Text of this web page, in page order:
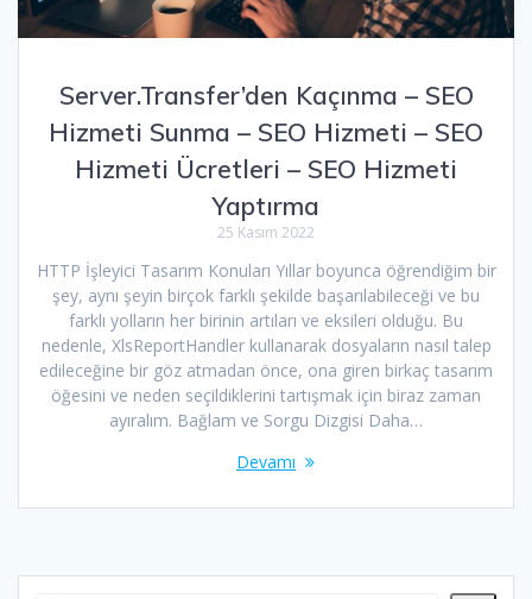
Server.Transfer’den Kaçınma – SEO
Hizmeti Sunma – SEO Hizmeti – SEO
Hizmeti Ücretleri – SEO Hizmeti
Yaptırma
25 Kasım 2022
HTTP İşleyici Tasarım Konuları Yıllar boyunca öğrendiğim bir
şey, aynı şeyin birçok farklı şekilde başarılabileceği ve bu
farklı yolların her birinin artıları ve eksileri olduğu. Bu
nedenle, XlsReportHandler kullanarak dosyaların nasıl talep
edileceğine bir göz atmadan önce, ona giren birkaç tasarım
öğesini ve neden seçildiklerini tartışmak için biraz zaman
ayıralım. Bağlam ve Sorgu Dizgisi Daha…
Devamı